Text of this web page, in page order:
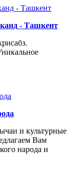
- Ташкент
и культурные
Вам
народа и